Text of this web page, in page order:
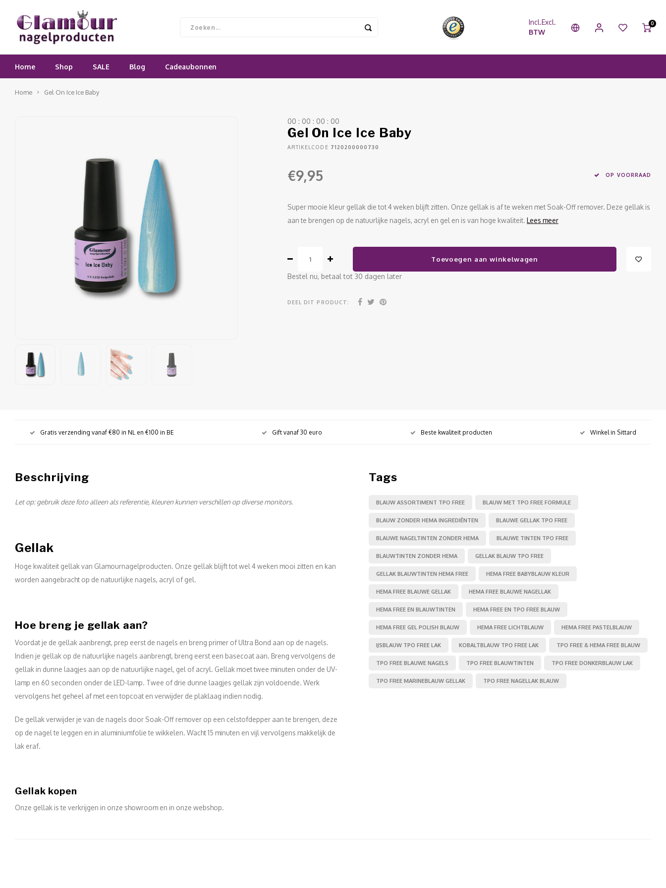
Incl.Excl.
BTW
0
Home Shop SALE Blog Cadeaubonnen
Home Gel On Ice Ice Baby
00 : 00 : 00 : 00
Gel On Ice Ice Baby
ARTIKELCODE 7120200000730
€9,95 OP VOORRAAD
Super mooie kleur gellak die tot 4 weken blijft zitten. Onze gellak is af te weken met Soak-Off remover. Deze gellak is
aan te brengen op de natuurlijke nagels, acryl en gel en is van hoge kwaliteit. Lees meer
Toevoegen aan winkelwagen
Bestel nu, betaal tot 30 dagen later
DEEL DIT PRODUCT:
Gratis verzending vanaf €80 in NL en €100 in BE Gift vanaf 30 euro Beste kwaliteit producten Winkel in Sittard
Beschrijving
Let op: gebruik deze foto alleen als referentie, kleuren kunnen verschillen op diverse monitors.
Gellak
Hoge kwaliteit gellak van Glamournagelproducten. Onze gellak blijft tot wel 4 weken mooi zitten en kan
worden aangebracht op de natuurlijke nagels, acryl of gel.
Hoe breng je gellak aan?
Voordat je de gellak aanbrengt, prep eerst de nagels en breng primer of Ultra Bond aan op de nagels.
Indien je gellak op de natuurlijke nagels aanbrengt, breng eerst een basecoat aan. Breng vervolgens de
gellak in dunne laagjes aan op de natuurlijke nagel, gel of acryl. Gellak moet twee minuten onder de UV-
lamp en 60 seconden onder de LED-lamp. Twee of drie dunne laagjes gellak zijn voldoende. Werk
vervolgens het geheel af met een topcoat en verwijder de plaklaag indien nodig.
De gellak verwijder je van de nagels door Soak-Off remover op een celstofdepper aan te brengen, deze
op de nagel te leggen en in aluminiumfolie te wikkelen. Wacht 15 minuten en vijl vervolgens makkelijk de
lak eraf.
Gellak kopen
Onze gellak is te verkrijgen in onze showroom en in onze webshop.
Tags
BLAUW ASSORTIMENT TPO FREE BLAUW MET TPO FREE FORMULE
BLAUW ZONDER HEMA INGREDIËNTEN BLAUWE GELLAK TPO FREE
BLAUWE NAGELTINTEN ZONDER HEMA BLAUWE TINTEN TPO FREE
BLAUWTINTEN ZONDER HEMA GELLAK BLAUW TPO FREE
GELLAK BLAUWTINTEN HEMA FREE HEMA FREE BABYBLAUW KLEUR
HEMA FREE BLAUWE GELLAK HEMA FREE BLAUWE NAGELLAK
HEMA FREE EN BLAUWTINTEN HEMA FREE EN TPO FREE BLAUW
HEMA FREE GEL POLISH BLAUW HEMA FREE LICHTBLAUW HEMA FREE PASTELBLAUW
IJSBLAUW TPO FREE LAK KOBALTBLAUW TPO FREE LAK TPO FREE & HEMA FREE BLAUW
TPO FREE BLAUWE NAGELS TPO FREE BLAUWTINTEN TPO FREE DONKERBLAUW LAK
TPO FREE MARINEBLAUW GELLAK TPO FREE NAGELLAK BLAUW